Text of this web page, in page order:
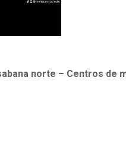
norte – Centros de